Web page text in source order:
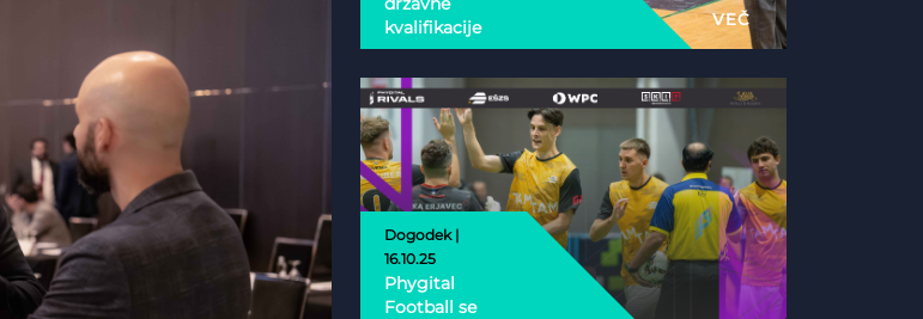
kvalifikacije
Phygital
VEČ
Dogodek |
16.10.25
Phygital
Football se